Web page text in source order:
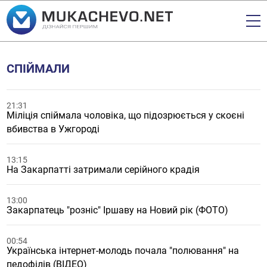
СПІЙМАЛИ
21:31
Міліція спіймала чоловіка, що підозрюється у скоєні
вбивства в Ужгороді
13:15
На Закарпатті затримали серійного крадія
13:00
Закарпатець "розніс" Іршаву на Новий рік (ФОТО)
00:54
Українська інтернет-молодь почала "полювання" на
педофілів (ВІДЕО)